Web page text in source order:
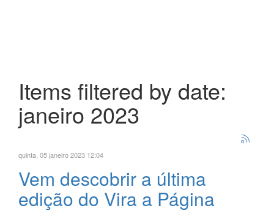
Items filtered by date:
janeiro 2023
quinta, 05 janeiro 2023 12:04
Vem descobrir a última
edição do Vira a Página